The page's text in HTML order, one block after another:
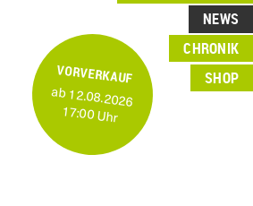
NEWS
CHRONIK
SHOP
VORVERKAUF
ab 12.08.2026
17:00 Uhr